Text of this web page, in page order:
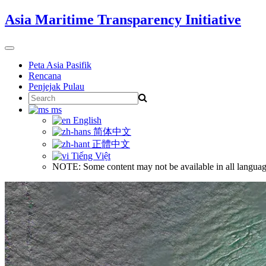
Skip
to
Asia Maritime Transparency Initiative
Toggle
navigationPeta Asia Pasifik
Rencana
Penjejak Pulau
Search
for:
ms
English
简体中文
正體中文
Tiếng Việt
NOTE: Some content may not be available in all